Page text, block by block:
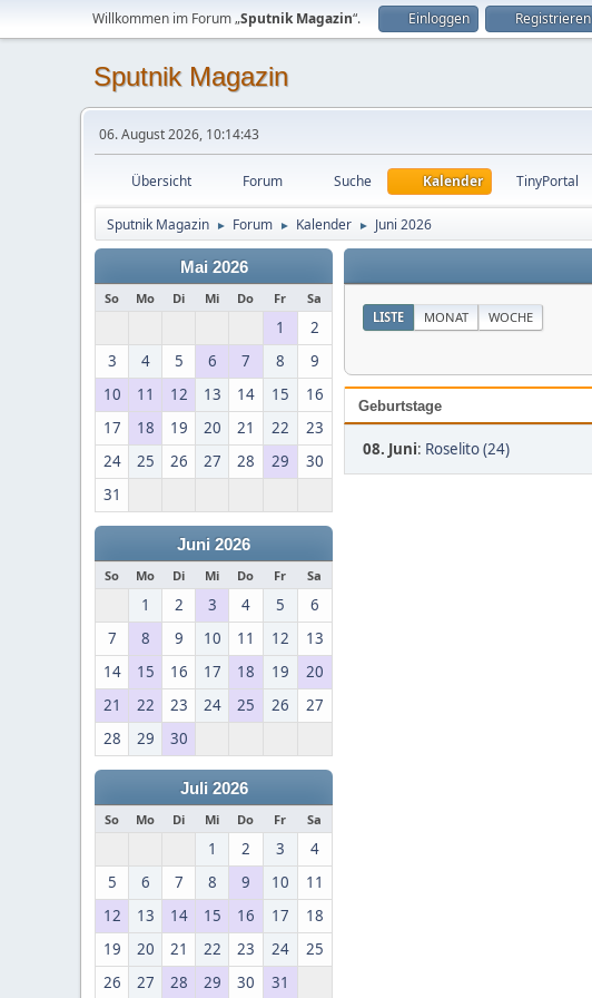
Willkommen im Forum „Sputnik Magazin“. Einloggen Registrieren
Sputnik Magazin
06. August 2026, 10:14:43
Übersicht Forum Suche Kalender TinyPortal
Sputnik Magazin ► Forum ► Kalender ► Juni 2026
Mai 2026
So Mo Di Mi Do Fr Sa
1
2
3
4 5 6 7 8
9
10
11 12 13 14 15
16
17
18 19 20 21 22
23
24
25 26 27 28 29
30
31
Juni 2026
So Mo Di Mi Do Fr Sa
1 2 3 4 5
6
7
8 9 10 11 12
13
14
15 16 17 18 19
20
21
22 23 24 25 26
27
28
29 30
Juli 2026
So Mo Di Mi Do Fr Sa
1 2 3
4
5
6 7 8 9 10
11
12
13 14 15 16 17
18
19
20 21 22 23 24
25
26
27 28 29 30 31
LISTE MONAT WOCHE
Geburtstage
08. Juni: Roselito (24)